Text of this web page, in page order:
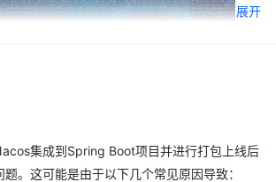
，项目连接本地的nacos可以正常启动，但
展开
集成到Spring Boot项目并进行打包上线后
。这可能是由于以下几个常见原因导致：